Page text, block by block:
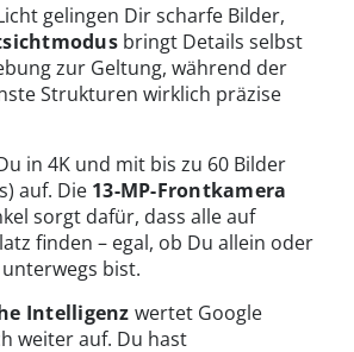
gelingen Dir scharfe Bilder,
bringt Details selbst
zur Geltung, während der
Strukturen wirklich präzise
in 4K und mit bis zu 60 Bilder
auf. Die 13-MP-Frontkamera
sorgt dafür, dass alle auf
finden – egal, ob Du allein oder
bist.
Intelligenz wertet Google
weiter auf. Du hast